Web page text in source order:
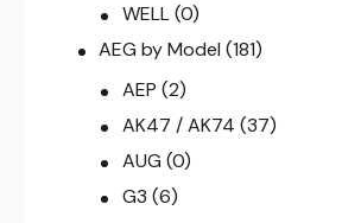
WELL (0)
AEG by Model (181)
AEP (2)
AK47 / AK74 (37)
AUG (0)
G3 (6)